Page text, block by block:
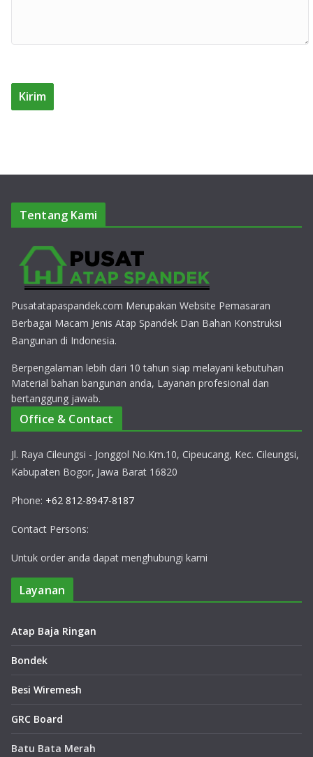
Tentang Kami
Pusatatapaspandek.com Merupakan Website Pemasaran
Berbagai Macam Jenis Atap Spandek Dan Bahan Konstruksi
Bangunan di Indonesia.
Berpengalaman lebih dari 10 tahun siap melayani kebutuhan
Material bahan bangunan anda, Layanan profesional dan
bertanggung jawab.
Office & Contact
Jl. Raya Cileungsi - Jonggol No.Km.10, Cipeucang, Kec. Cileungsi,
Kabupaten Bogor, Jawa Barat 16820
Phone: +62 812-8947-8187
Contact Persons:
Untuk order anda dapat menghubungi kami
Layanan
Atap Baja Ringan
Bondek
Besi Wiremesh
GRC Board
Batu Bata Merah